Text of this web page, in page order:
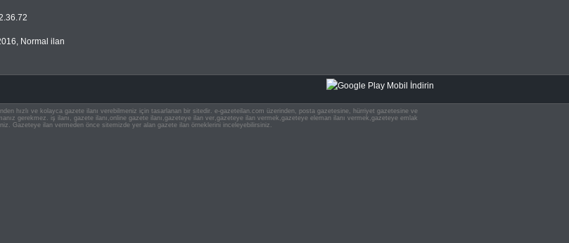
, Normal ilan
hızlı ve kolayca gazete ilanı verebilmeniz için tasarlanan bir sitedir. e-gazeteilan.com üzerinden, posta gazetesine, hürriyet gazetesine ve
gerekmez. iş ilanı, gazete ilanı,online gazete ilanı,gazeteye ilan ver,gazeteye ilan vermek,gazeteye eleman ilanı vermek,gazeteye emlak
Gazeteye ilan vermeden önce sitemizde yer alan gazete ilan örneklerini inceleyebilirsiniz.